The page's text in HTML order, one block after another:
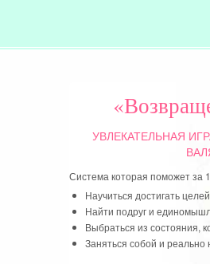
УВЛЕКАТЕЛЬНАЯ
Система которая поможет за
Научиться достигать
Найти подруг и
Выбраться из состояния,
Заняться собой и реально